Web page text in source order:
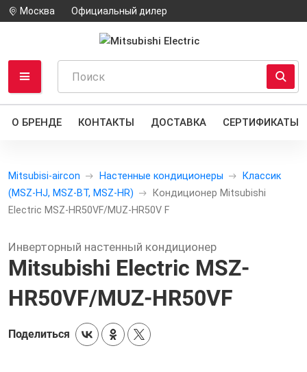
Москва Официальный дилер
О БРЕНДЕ КОНТАКТЫ ДОСТАВКА СЕРТИФИКАТЫ
Mitsubisi-aircon Настенные кондиционеры
Классик
(MSZ-HJ, MSZ-BT, MSZ-HR)
Кондиционер Mitsubishi
Electric MSZ-HR50VF/MUZ-HR50V F
Инверторный настенный кондиционер
Mitsubishi Electric MSZ-
HR50VF/MUZ-HR50VF
Поделиться